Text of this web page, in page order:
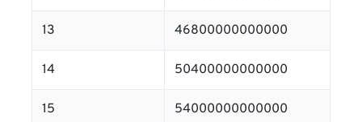
13 46800000000000
14 50400000000000
15 54000000000000